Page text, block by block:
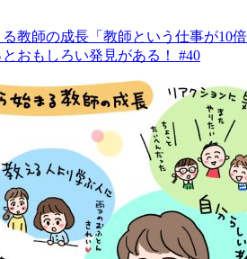
る教師の成長「教師という仕事が10倍
おもしろい発見がある！ #40